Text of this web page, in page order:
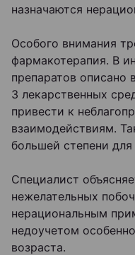
назначаются
Особого внимания
фармакотерапия. В
препаратов
3 лекарственных
привести к
взаимодействиям.
большей степени
Специалист
нежелательных
нерациональным
недоучетом
возраста.